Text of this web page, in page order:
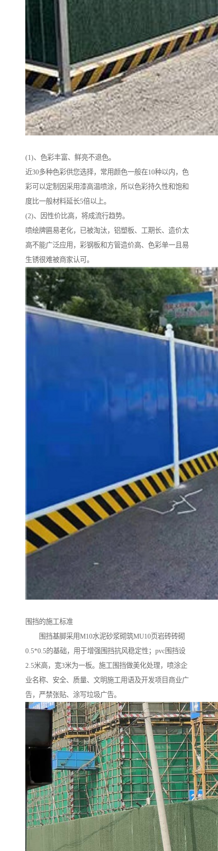
(1)、色彩丰富、鲜亮不退色。
近30多种色彩供您选择，常用颜色一般在10种以内，色
彩可以定制因采用漆高温喷涂，所以色彩持久性和饱和
度比一般材料延长5倍以上。
(2)、因性价比高，将成流行趋势。
喷绘牌匾易老化，已被淘汰，铝塑板、工期长、造价太
高不能广泛应用，彩钢板和方管造价高、色彩单一且易
生锈很难被商家认可。
围挡的施工标准
围挡基脚采用M10水泥砂浆砌筑MU10页岩砖砖砌
0.5*0.5的基础，用于增强围挡抗风稳定性；pvc围挡设
2.5米高，宽3米为一板。施工围挡做美化处理，喷涂企
业名称、安全、质量、文明施工用语及开发项目商业广
告，严禁张贴、涂写垃圾广告。